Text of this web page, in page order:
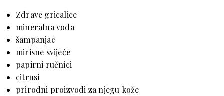
Zdrave gricalice
mineralna voda
šampanjac
mirisne svijeće
papirni ručnici
citrusi
prirodni proizvodi za njegu kože